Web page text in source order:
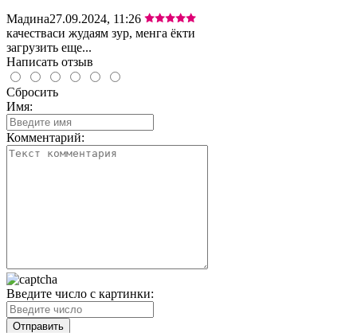
Мадина27.09.2024, 11:26
качестваси жудаям зур, менга ёкти
загрузить еще...
Написать отзыв
Сбросить
Имя:
Комментарий:
Введите число с картинки: